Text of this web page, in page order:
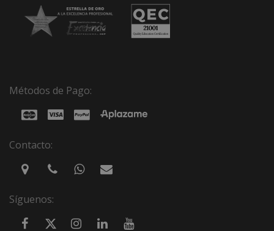
Métodos de Pago:
Contacto:
Síguenos: